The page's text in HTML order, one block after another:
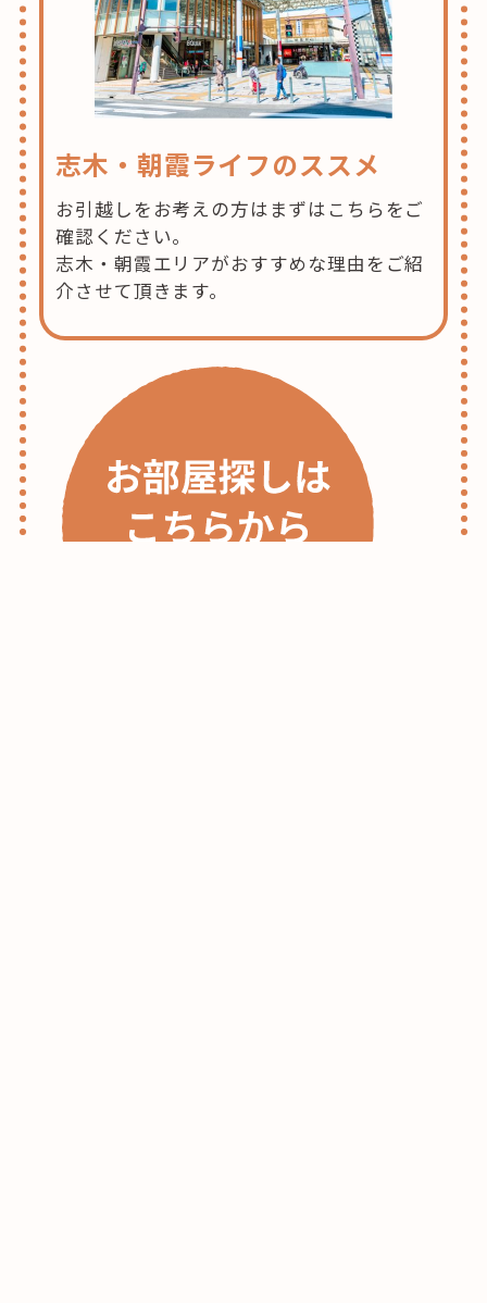
志木・朝霞ライフのススメ
お引越しをお考えの方はまずはこちらをご
確認ください。
志木・朝霞エリアがおすすめな理由をご紹
介させて頂きます。